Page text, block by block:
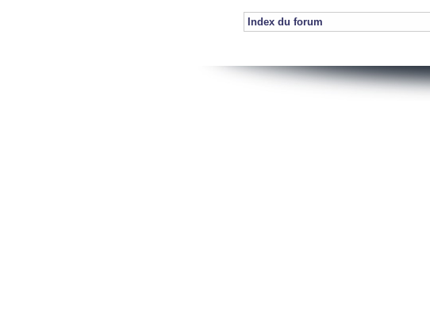
Index du forum